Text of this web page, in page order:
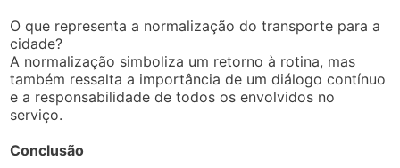
O que representa a normalização do transporte para a
cidade?
A normalização simboliza um retorno à rotina, mas
também ressalta a importância de um diálogo contínuo
e a responsabilidade de todos os envolvidos no
serviço.
Conclusão